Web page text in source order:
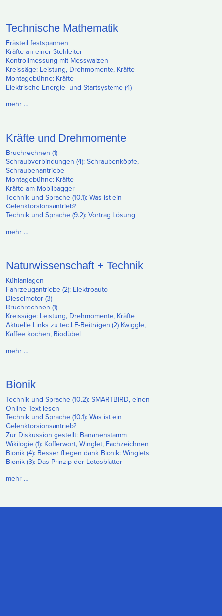
Technische Mathematik
Frästeil festspannen
Kräfte an einer Stehleiter
Kontrollmessung mit Messwalzen
Kreissäge: Leistung, Drehmomente, Kräfte
Montagebühne: Kräfte
Elektrische Energie- und Startsysteme (4)
mehr …
Kräfte und Drehmomente
Bruchrechnen (1)
Schraubverbindungen (4): Schraubenköpfe,
Schraubenantriebe
Montagebühne: Kräfte
Kräfte am Mobilbagger
Technik und Sprache (10.1): Was ist ein
Gelenktorsionsantrieb?
Technik und Sprache (9.2): Vortrag Lösung
mehr …
Naturwissenschaft + Technik
Kühlanlagen
Fahrzeugantriebe (2): Elektroauto
Dieselmotor (3)
Bruchrechnen (1)
Kreissäge: Leistung, Drehmomente, Kräfte
Aktuelle Links zu tec.LF-Beiträgen (2) Kwiggle,
Kaffee kochen, Biodübel
mehr …
Bionik
Technik und Sprache (10.2): SMARTBIRD, einen
Online-Text lesen
Technik und Sprache (10.1): Was ist ein
Gelenktorsionsantrieb?
Zur Diskussion gestellt: Bananenstamm
Wikilogie (1): Kofferwort, Winglet, Fachzeichnen
Bionik (4): Besser fliegen dank Bionik: Winglets
Bionik (3): Das Prinzip der Lotosblätter
mehr …